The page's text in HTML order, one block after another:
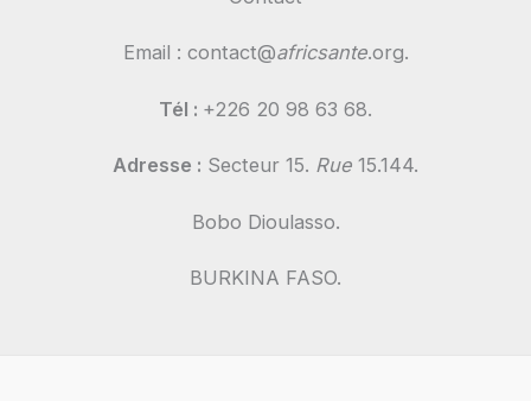
Email : contact@africsante.org.
Tél : +226 20 98 63 68.
Adresse : Secteur 15. Rue 15.144.
Bobo Dioulasso.
BURKINA FASO.